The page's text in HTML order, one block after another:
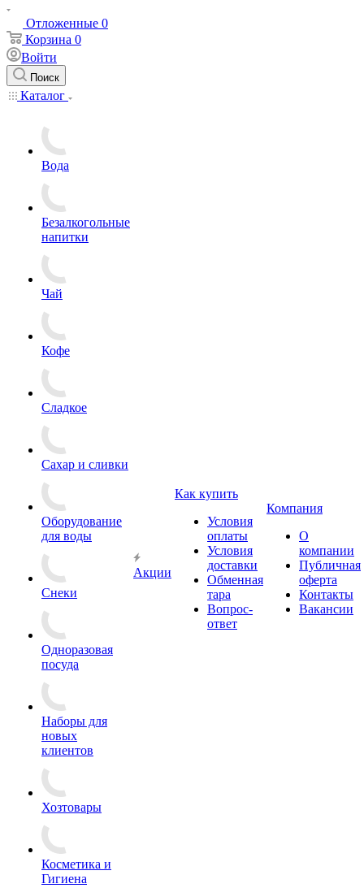
Отложенные 0
Корзина 0
Войти
Поиск
Каталог
Вода
Безалкогольные
напитки
Чай
Кофе
Сладкое
Сахар и сливки
Оборудование
для воды
Снеки
Одноразовая
посуда
Наборы для
новых
клиентов
Хозтовары
Косметика и
Гигиена
Акции
Как купить
Условия
оплаты
Условия
доставки
Обменная
тара
Вопрос-
ответ
Компания
О
компании
Публичная
оферта
Контакты
Вакансии